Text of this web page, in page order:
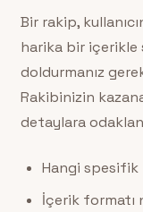
Bir rakip,
harika bir içerikle
doldurmanız
Rakibinizin
detaylara
Hangi spesifik
İçerik formatı